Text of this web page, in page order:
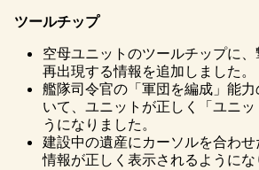
ツールチップ
空母ユニットのツールチップに
再出現する情報を追加しました。
艦隊司令官の「軍団を編成」能
いて、ユニットが正しく「ユニ
うになりました。
建設中の遺産にカーソルを合わ
情報が正しく表示されるようにな